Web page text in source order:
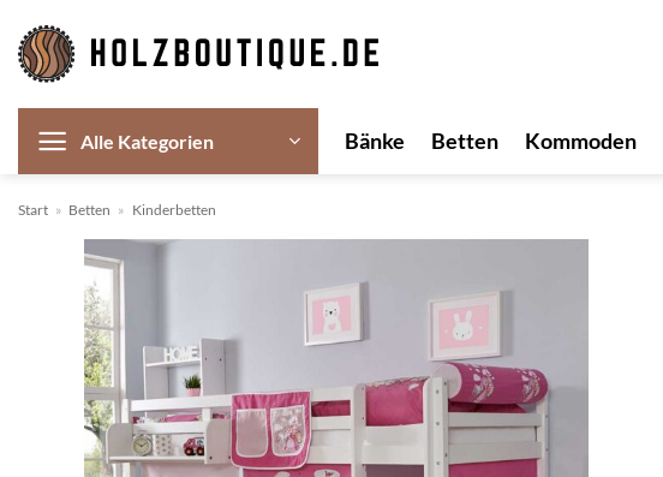
Inhalt
springen
Alle Kategorien Bänke Betten Kommoden
Start » Betten » Kinderbetten